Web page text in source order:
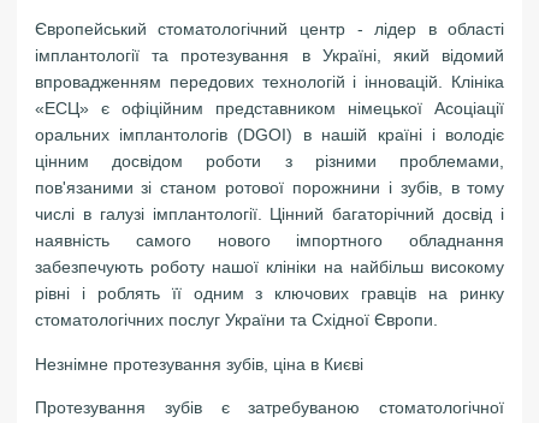
Європейський стоматологічний центр - лідер в області
імплантології та протезування в Україні, який відомий
впровадженням передових технологій і інновацій. Клініка
«ЕСЦ» є офіційним представником німецької Асоціації
оральних імплантологів (DGOI) в нашій країні і володіє
цінним досвідом роботи з різними проблемами,
пов'язаними зі станом ротової порожнини і зубів, в тому
числі в галузі імплантології. Цінний багаторічний досвід і
наявність самого нового імпортного обладнання
забезпечують роботу нашої клініки на найбільш високому
рівні і роблять її одним з ключових гравців на ринку
стоматологічних послуг України та Східної Європи.
Незнімне протезування зубів, ціна в Києві
Протезування зубів є затребуваною стоматологічної